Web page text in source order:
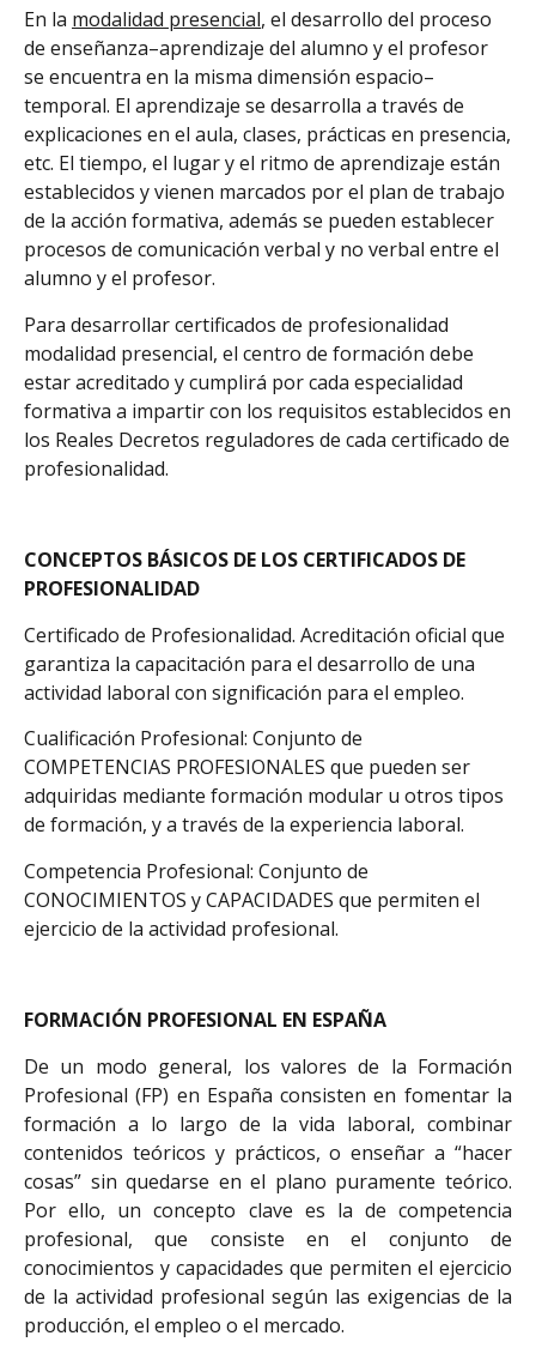
En la modalidad presencial, el desarrollo del proceso
de enseñanza–aprendizaje del alumno y el profesor
se encuentra en la misma dimensión espacio–
temporal. El aprendizaje se desarrolla a través de
explicaciones en el aula, clases, prácticas en presencia,
etc. El tiempo, el lugar y el ritmo de aprendizaje están
establecidos y vienen marcados por el plan de trabajo
de la acción formativa, además se pueden establecer
procesos de comunicación verbal y no verbal entre el
alumno y el profesor.
Para desarrollar certificados de profesionalidad
modalidad presencial, el centro de formación debe
estar acreditado y cumplirá por cada especialidad
formativa a impartir con los requisitos establecidos en
los Reales Decretos reguladores de cada certificado de
profesionalidad.
CONCEPTOS BÁSICOS DE LOS CERTIFICADOS DE
PROFESIONALIDAD
Certificado de Profesionalidad. Acreditación oficial que
garantiza la capacitación para el desarrollo de una
actividad laboral con significación para el empleo.
Cualificación Profesional: Conjunto de
COMPETENCIAS PROFESIONALES que pueden ser
adquiridas mediante formación modular u otros tipos
de formación, y a través de la experiencia laboral.
Competencia Profesional: Conjunto de
CONOCIMIENTOS y CAPACIDADES que permiten el
ejercicio de la actividad profesional.
FORMACIÓN PROFESIONAL EN ESPAÑA
De un modo general, los valores de la Formación
Profesional (FP) en España consisten en fomentar la
formación a lo largo de la vida laboral, combinar
contenidos teóricos y prácticos, o enseñar a “hacer
cosas” sin quedarse en el plano puramente teórico.
Por ello, un concepto clave es la de competencia
profesional, que consiste en el conjunto de
conocimientos y capacidades que permiten el ejercicio
de la actividad profesional según las exigencias de la
producción, el empleo o el mercado.